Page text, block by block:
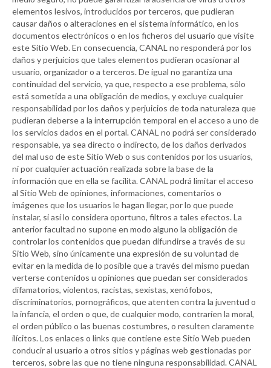
elementos lesivos, introducidos por terceros, que pudieran
causar daños o alteraciones en el sistema informático, en los
documentos electrónicos o en los ficheros del usuario que visite
este Sitio Web. En consecuencia, CANAL no responderá por los
daños y perjuicios que tales elementos pudieran ocasionar al
usuario, organizador o a terceros. De igual no garantiza una
continuidad del servicio, ya que, respecto a ese problema, sólo
está sometida a una obligación de medios, y excluye cualquier
responsabilidad por los daños y perjuicios de toda naturaleza que
pudieran deberse a la interrupción temporal en el acceso a uno de
los servicios dados en el portal.CANAL no podrá ser considerado
responsable, ya sea directo o indirecto, de los daños derivados
del mal uso de este Sitio Web o sus contenidos por los usuarios,
ni por cualquier actuación realizada sobre la base de la
información que en ella se facilita.CANAL podrá limitar el acceso
al Sitio Web de opiniones, informaciones, comentarios o
imágenes que los usuarios le hagan llegar, por lo que puede
instalar, si así lo considera oportuno, filtros a tales efectos. La
anterior facultad no supone en modo alguno la obligación de
controlar los contenidos que puedan difundirse a través de su
Sitio Web, sino únicamente una expresión de su voluntad de
evitar en la medida de lo posible que a través del mismo puedan
verterse contenidos u opiniones que puedan ser considerados
difamatorios, violentos, racistas, sexistas, xenófobos,
discriminatorios, pornográficos, que atenten contra la juventud o
la infancia, el orden o que, de cualquier modo, contraríen la moral,
el orden público o las buenas costumbres, o resulten claramente
ilícitos. Los enlaces o links que contiene este Sitio Web pueden
conducir al usuario a otros sitios y páginas web gestionadas por
terceros, sobre las que no tiene ninguna responsabilidad.CANAL